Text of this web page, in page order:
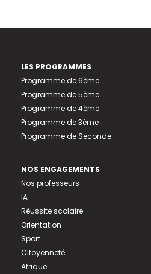
LES PROGRAMMES
Programme de 6ème
Programme de 5ème
Programme de 4ème
Programme de 3ème
Programme de Seconde
NOS ENGAGEMENTS
Nos professeurs
IA
Réussite scolaire
Orientation
Sport
Citoyenneté
Afrique